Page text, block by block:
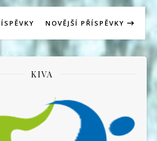
NOVĚJŠÍ PŘÍSPĚVKY
KIVA